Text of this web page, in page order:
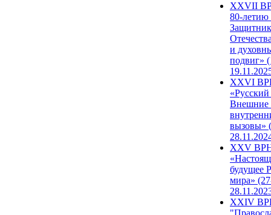
ХХVII
80-
и
подвиг»
XXVI
Внешние
вызовы»
XXV
будущее
мира»
XXIV